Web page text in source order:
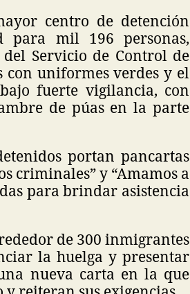
centro de detención
para mil 196 personas,
del Servicio de Control de
con uniformes verdes y el
fuerte vigilancia, con
de púas en la parte
portan pancartas
criminales” y “Amamos a
para brindar asistencia
de 300 inmigrantes
la huelga y presentar
nueva carta en la que